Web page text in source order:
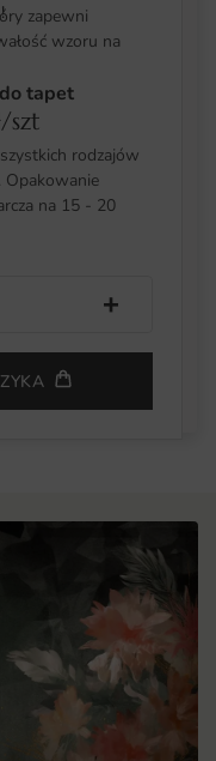
zapewni
wzoru na
tapet
szt
rodzajów
Opakowanie
na 15 - 20
+